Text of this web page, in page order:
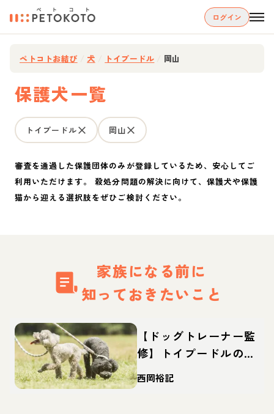
ログイン
ペトコトお結び 犬 トイプードル 岡山
保護犬一覧
トイプードル 岡山
審査を通過した保護団体のみが登録しているため、安心してご
利用いただけます。 殺処分問題の解決に向けて、保護犬や保護
猫から迎える選択肢をぜひご検討ください。
家族になる前に
知っておきたいこと
【ドッグトレーナー監
修】トイプードルの特
徴・性格は？しつけや
カットなどの飼い方や
西岡裕記